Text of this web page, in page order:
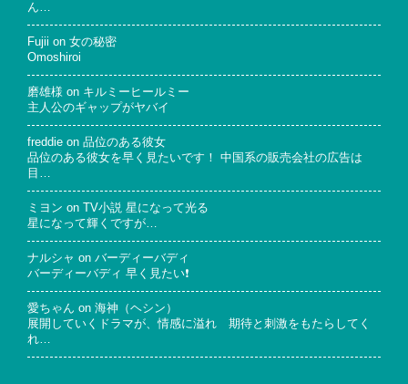
ん…
Fujii on 女の秘密
Omoshiroi
磨雄様 on キルミーヒールミー
主人公のギャップがヤバイ
freddie on 品位のある彼女
品位のある彼女を早く見たいです！ 中国系の販売会社の広告は
目…
ミヨン on
TV小説 星になって光る
星になって輝くですが…
ナルシャ on バーディーバディ
バーディーバディ 早く見たい❗
愛ちゃん on 海神（ヘシン）
展開していくドラマが、情感に溢れ 期待と刺激をもたらしてく
れ…